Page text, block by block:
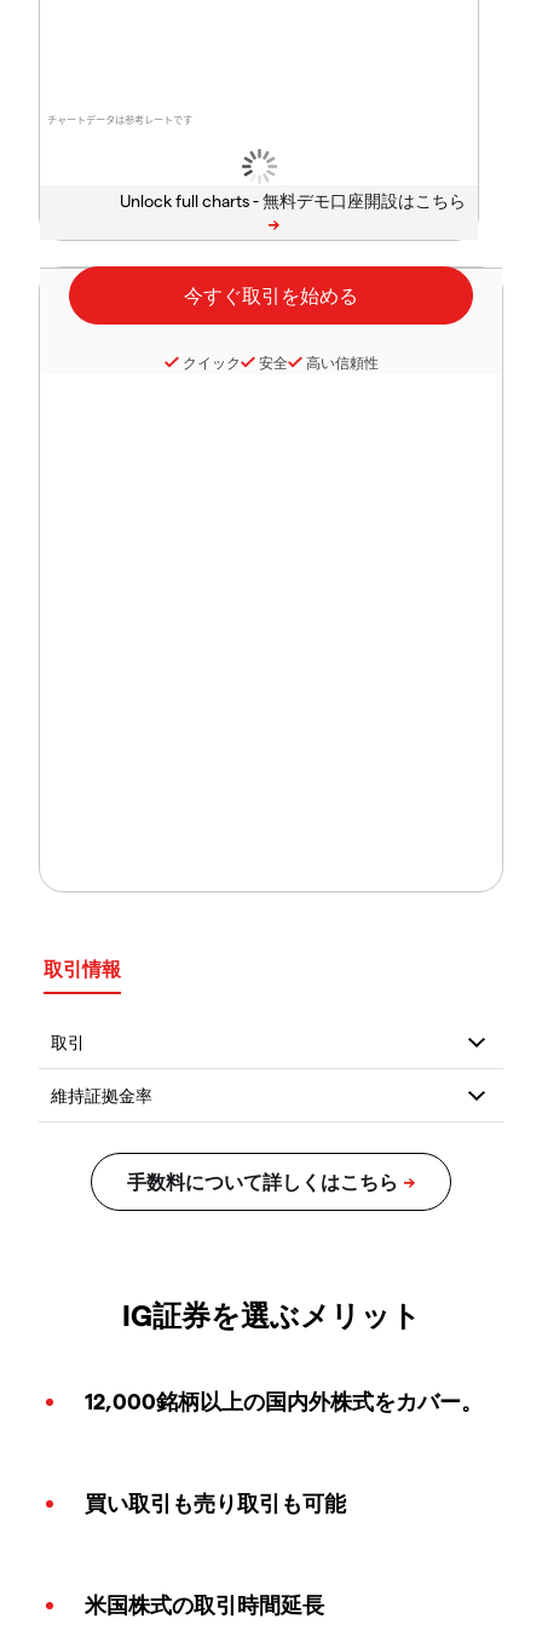
チャートデータは参考レートです
Unlock full charts -
クイック 安全 高い信頼性
取引情報
IG証券を選ぶメリット
12,000銘柄以上の国内外株式をカバー。
買い取引も売り取引も可能
米国株式の取引時間延長